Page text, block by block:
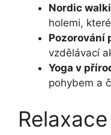
Nordic
holemi,
Pozorování
vzdělávací
Yoga v
pohybem a